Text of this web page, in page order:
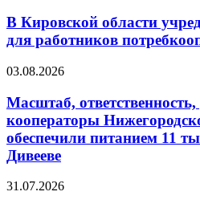
В Кировской области
для работников
03.08.2026
Масштаб, ответственность,
кооператоры
обеспечили питанием 11
Дивееве
31.07.2026